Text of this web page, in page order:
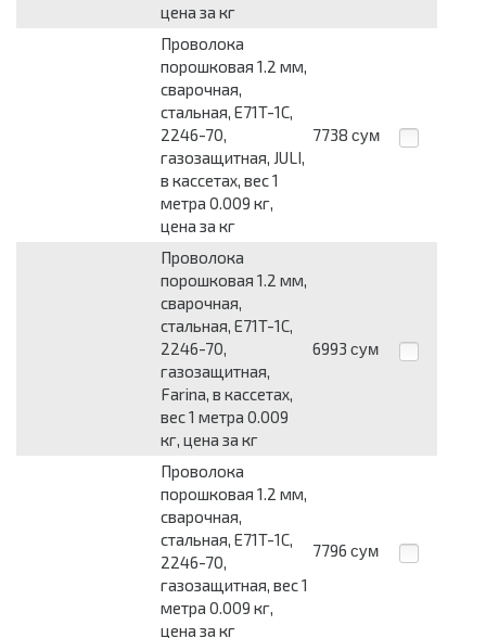
цена за кг
Проволока
порошковая 1.2 мм,
сварочная,
стальная, E71T-1C,
2246-70,
газозащитная, JULI,
в кассетах, вес 1
метра 0.009 кг,
цена за кг
7738 сум
Проволока
порошковая 1.2 мм,
сварочная,
стальная, E71T-1C,
2246-70,
газозащитная,
Farina, в кассетах,
вес 1 метра 0.009
кг, цена за кг
6993 сум
Проволока
порошковая 1.2 мм,
сварочная,
стальная, E71T-1C,
2246-70,
газозащитная, вес 1
метра 0.009 кг,
цена за кг
7796 сум